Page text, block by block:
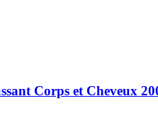
Corps et Cheveux